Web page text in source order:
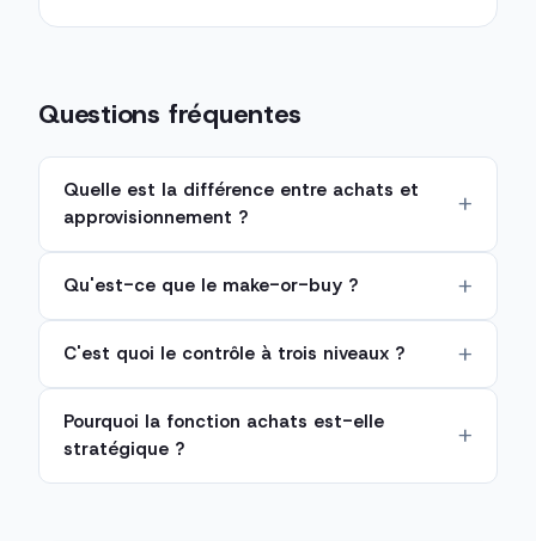
Questions fréquentes
Quelle est la différence entre achats et
approvisionnement ?
Qu'est-ce que le make-or-buy ?
C'est quoi le contrôle à trois niveaux ?
Pourquoi la fonction achats est-elle
stratégique ?